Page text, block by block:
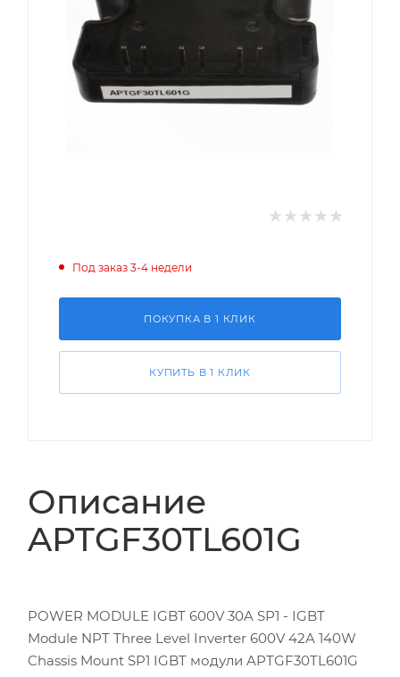
Под заказ 3-4 недели
ПОКУПКА В 1 КЛИК
КУПИТЬ В 1 КЛИК
Описание
APTGF30TL601G
POWER MODULE IGBT 600V 30A SP1 - IGBT
Module NPT Three Level Inverter 600V 42A 140W
Chassis Mount SP1 IGBT модули APTGF30TL601G